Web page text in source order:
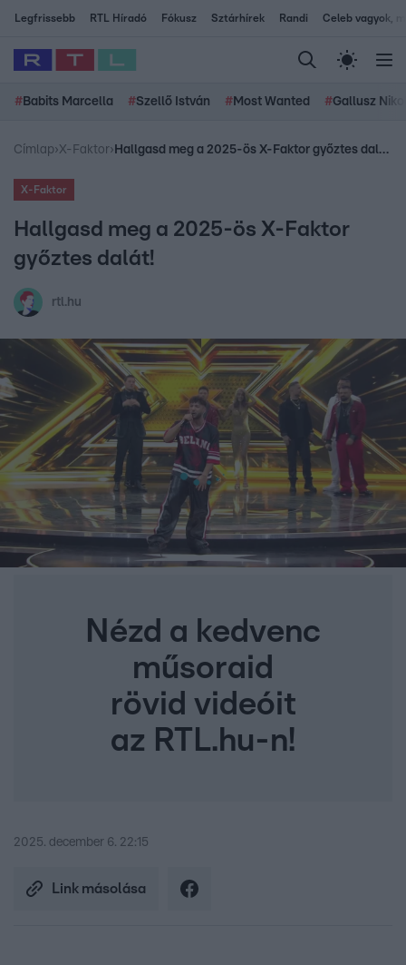
Legfrissebb RTL Híradó Fókusz Sztárhírek Randi Celeb vagyok,
# Babits Marcella #Szellő István # Most Wanted #Gallusz
Címlap›X-Faktor› Hallgasd meg a 2025-ös X-Faktor győztes dalát!
X-Faktor
Hallgasd meg a 2025-ös X-Faktor
győztes dalát!
rtl.hu
Nézd a kedvenc
műsoraid
rövid videóit
az RTL.hu-n!
2025. december 6. 22:15
Link másolása